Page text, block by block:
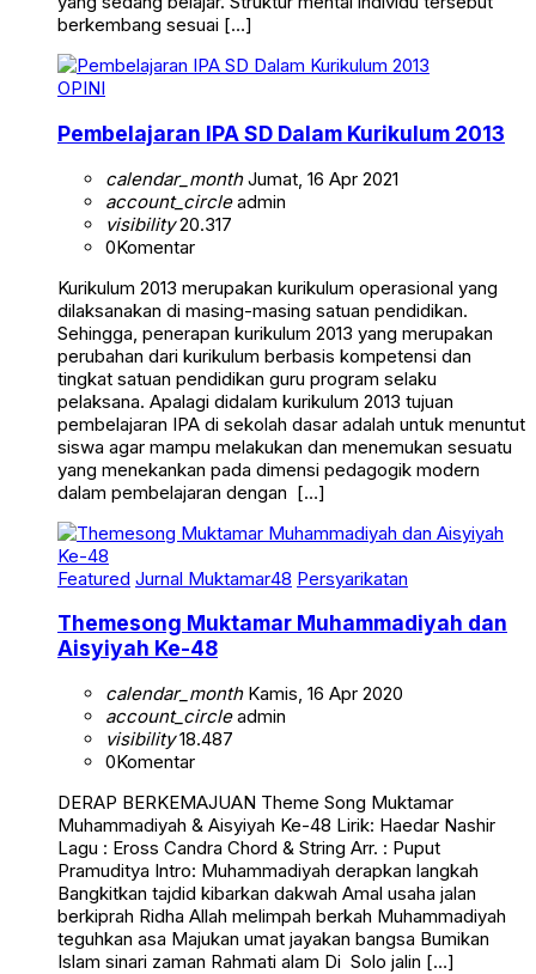
berkembang sesuai […]
OPINI
Pembelajaran IPA SD Dalam Kurikulum 2013
calendar_monthJumat, 16 Apr 2021
account_circleadmin
visibility20.317
0Komentar
Kurikulum 2013 merupakan kurikulum operasional yang
dilaksanakan di masing-masing satuan pendidikan.
Sehingga, penerapan kurikulum 2013 yang merupakan
perubahan dari kurikulum berbasis kompetensi dan
tingkat satuan pendidikan guru program selaku
pelaksana. Apalagi didalam kurikulum 2013 tujuan
pembelajaran IPA di sekolah dasar adalah untuk menuntut
siswa agar mampu melakukan dan menemukan sesuatu
yang menekankan pada dimensi pedagogik modern
dalam pembelajaran dengan […]
Featured Jurnal Muktamar48 Persyarikatan
Themesong Muktamar Muhammadiyah dan
Aisyiyah Ke-48
calendar_monthKamis, 16 Apr 2020
account_circleadmin
visibility18.487
0Komentar
DERAP BERKEMAJUAN Theme Song Muktamar
Muhammadiyah & Aisyiyah Ke-48 Lirik: Haedar Nashir
Lagu : Eross Candra Chord & String Arr. : Puput
Pramuditya Intro: Muhammadiyah derapkan langkah
Bangkitkan tajdid kibarkan dakwah Amal usaha jalan
berkiprah Ridha Allah melimpah berkah Muhammadiyah
teguhkan asa Majukan umat jayakan bangsa Bumikan
Islam sinari zaman Rahmati alam Di Solo jalin […]